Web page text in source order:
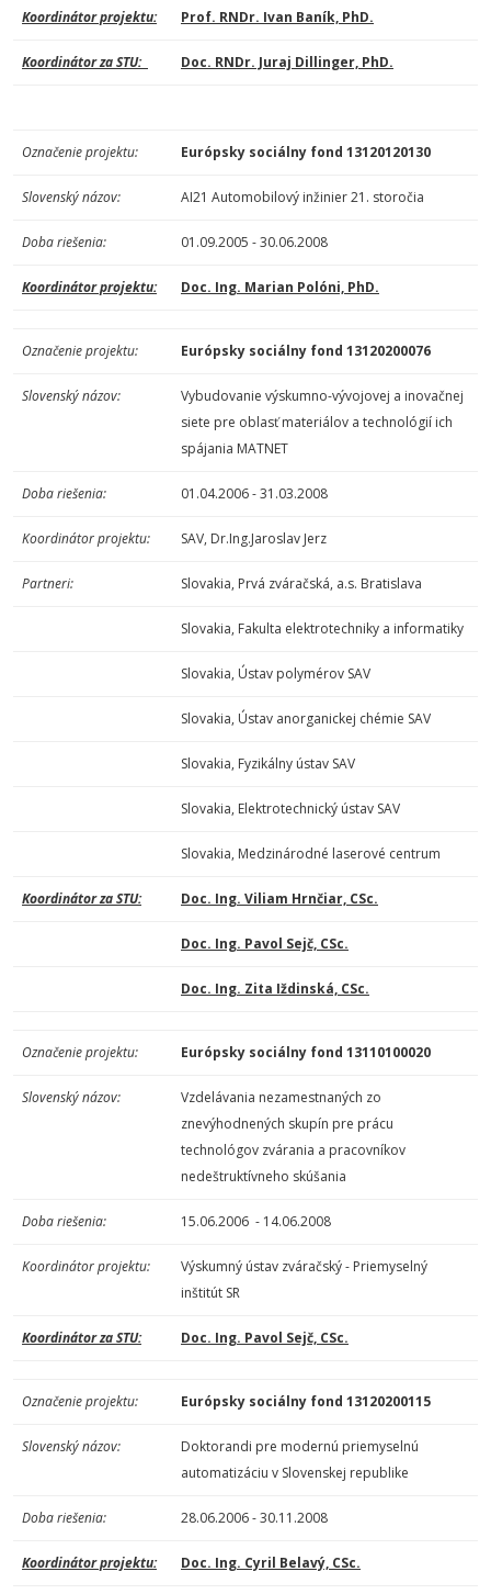
Koordinátor projektu: Prof. RNDr. Ivan Baník, PhD.
Koordinátor za STU: Doc. RNDr. Juraj Dillinger, PhD.
Označenie projektu: Európsky sociálny fond 13120120130
Slovenský názov: AI21 Automobilový inžinier 21. storočia
Doba riešenia: 01.09.2005 - 30.06.2008
Koordinátor projektu: Doc. Ing. Marian Polóni, PhD.
Označenie projektu: Európsky sociálny fond 13120200076
Slovenský názov:
Vybudovanie výskumno-vývojovej a inovačnej
siete pre oblasť materiálov a technológií ich
spájania MATNET
Doba riešenia: 01.04.2006 - 31.03.2008
Koordinátor projektu: SAV, Dr.Ing.Jaroslav Jerz
Partneri: Slovakia, Prvá zváračská, a.s. Bratislava
Slovakia, Fakulta elektrotechniky a informatiky
Slovakia, Ústav polymérov SAV
Slovakia, Ústav anorganickej chémie SAV
Slovakia, Fyzikálny ústav SAV
Slovakia, Elektrotechnický ústav SAV
Slovakia, Medzinárodné laserové centrum
Koordinátor za STU: Doc. Ing. Viliam Hrnčiar, CSc.
Doc. Ing. Pavol Sejč, CSc.
Doc. Ing. Zita Iždinská, CSc.
Označenie projektu: Európsky sociálny fond 13110100020
Slovenský názov:
Vzdelávania nezamestnaných zo
znevýhodnených skupín pre prácu
technológov zvárania a pracovníkov
nedeštruktívneho skúšania
Doba riešenia: 15.06.2006 - 14.06.2008
Koordinátor projektu:
Výskumný ústav zváračský - Priemyselný
inštitút SR
Koordinátor za STU: Doc. Ing. Pavol Sejč, CSc.
Označenie projektu: Európsky sociálny fond 13120200115
Slovenský názov:
Doktorandi pre modernú priemyselnú
automatizáciu v Slovenskej republike
Doba riešenia: 28.06.2006 - 30.11.2008
Koordinátor projektu: Doc. Ing. Cyril Belavý, CSc.